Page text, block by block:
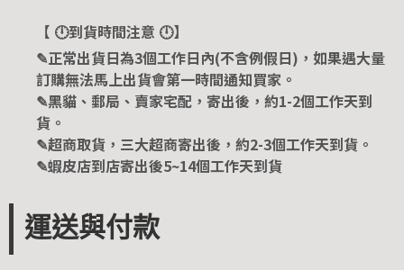
【 🕛到貨時間注意 🕛】
✎正常出貨日為3個工作日內(不含例假日)，如果遇大量
訂購無法馬上出貨會第一時間通知買家。
✎黑貓、郵局、賣家宅配，寄出後，約1-2個工作天到
貨。
✎超商取貨，三大超商寄出後，約2-3個工作天到貨。
✎蝦皮店到店寄出後5~14個工作天到貨
運送與付款